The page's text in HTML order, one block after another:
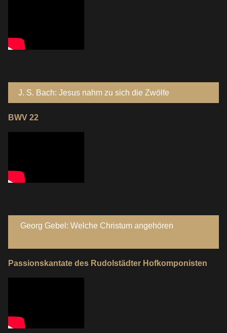
J. S. Bach: Jesus nahm zu sich die Zwölfe
BWV 22
Georg Gebel: Welche Christum angehören
Passionskantate des Rudolstädter Hofkomponisten